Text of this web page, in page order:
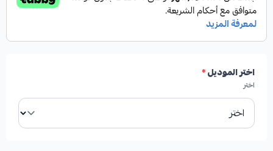
✓
الأمريكية الرائدة في قطع غيار السيارات.
✓ جودة عالية تضمن الأداء الأمثل.
✓مطابق لمواصفات الوكالة لضمان التوافق التام.
اختر الموديل*
اختر